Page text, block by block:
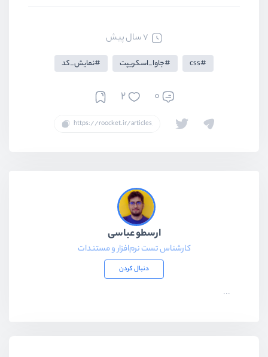
7 سال پیش
css جاوا_اسکریپت نمایش_کد
0
2
ارسطو عباسی
کارشناس تست نرم‌افزار و مستندات
دنبال کردن
...